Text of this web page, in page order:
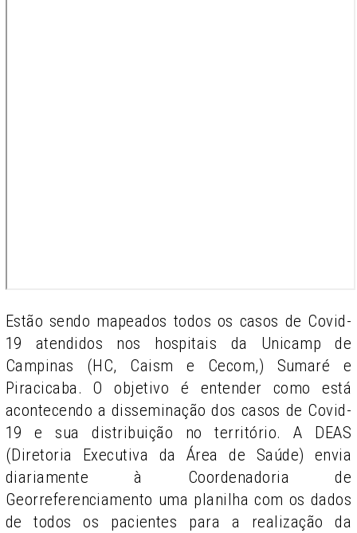
Estão sendo mapeados todos os casos de Covid-
19 atendidos nos hospitais da Unicamp de
Campinas (HC, Caism e Cecom,) Sumaré e
Piracicaba. O objetivo é entender como está
acontecendo a disseminação dos casos de Covid-
19 e sua distribuição no território. A DEAS
(Diretoria Executiva da Área de Saúde) envia
diariamente à Coordenadoria de
Georreferenciamento uma planilha com os dados
de todos os pacientes para a realização da